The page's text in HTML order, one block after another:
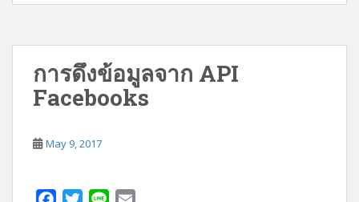
การดึงข้อมูลจาก API
Facebooks
May 9, 2017